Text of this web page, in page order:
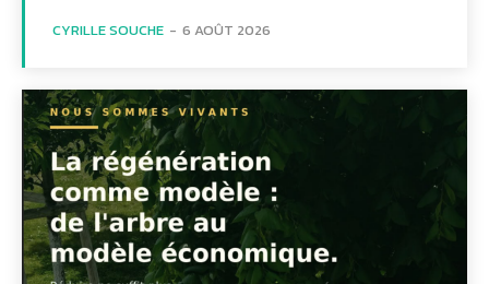
CYRILLE SOUCHE - 6 AOÛT 2026